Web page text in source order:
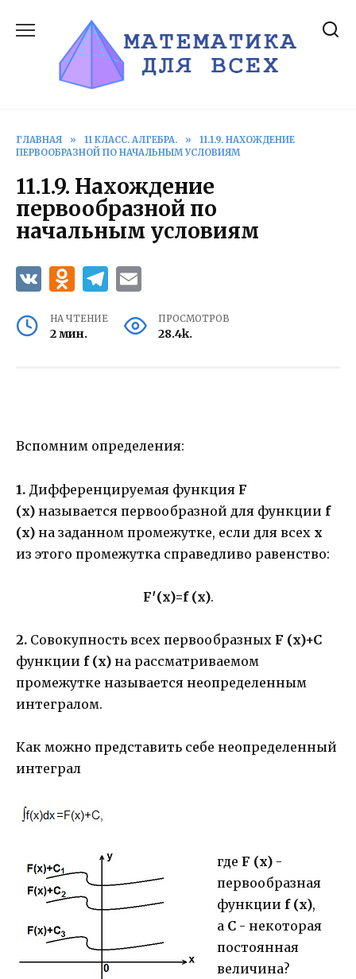
содержанию
ГЛАВНАЯ » 11 КЛАСС. АЛГЕБРА. »
11.1.9. НАХОЖДЕНИЕ
ПЕРВООБРАЗНОЙ ПО НАЧАЛЬНЫМ УСЛОВИЯМ
11.1.9. Нахождение
первообразной по
начальным условиям
НА ЧТЕНИЕ
2 мин.
ПРОСМОТРОВ
28.4k.
Вспомним определения:
1. Дифференцируемая функция F
(x) называется первообразной для функции f
(x) на заданном промежутке, если для всех х
из этого промежутка справедливо равенство:
F′(x)=f (x).
2. Совокупность всех первообразных F (x)+C
функции f (x) на рассматриваемом
промежутке называется неопределенным
интегралом.
Как можно представить себе неопределенный
интеграл
где F (x) -
первообразная
функции f (x),
а С - некоторая
постоянная
величина?